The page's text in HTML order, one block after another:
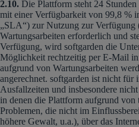
2.10. Die Plattform steht 24
mit einer Verfügbarkeit von 99,8 %
„SLA“) zur Nutzung zur Verfügung
Wartungsarbeiten erforderlich und
Verfügung, wird softgarden die
Möglichkeit rechtzeitig per E-Mail
aufgrund von Wartungsarbeiten
angerechnet. softgarden ist nicht für
Ausfallzeiten und insbesondere
in denen die Plattform aufgrund von
Problemen, die nicht im
höhere Gewalt, u.a.), über das